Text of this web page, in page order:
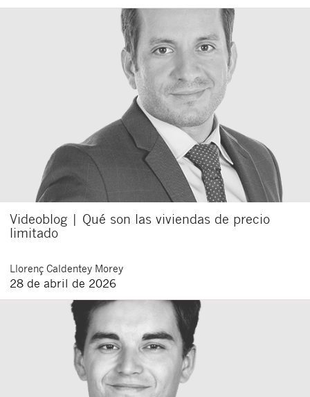
Videoblog | Qué son las viviendas de precio
limitado
Llorenç Caldentey Morey
28 de abril de 2026